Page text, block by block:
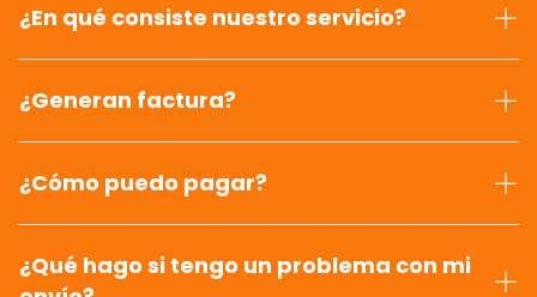
¿En qué consiste nuestro servicio?
¿Generan factura?
¿Cómo puedo pagar?
¿Qué hago si tengo un problema con mi